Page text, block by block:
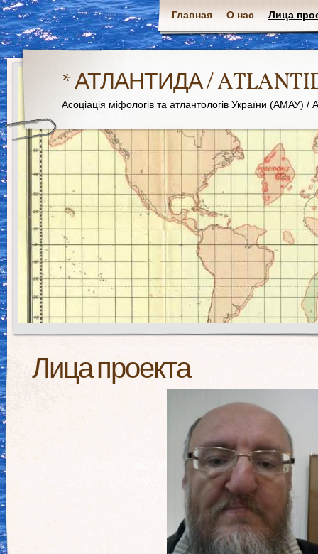
Главная О нас Лица
* АТЛАНТИДА /
Асоціація міфологів та атлантологів України
Лица проекта